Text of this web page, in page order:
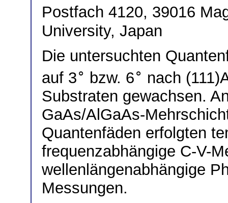
Postfach 4120, 39016
University, Japan
Die untersuchten
auf 3∘ bzw. 6∘ nach
Substraten gewachsen.
GaAs/AlGaAs-
Quantenfäden erfolgten
frequenzabhängige C-V-
wellenlängenabhängige
Messungen.